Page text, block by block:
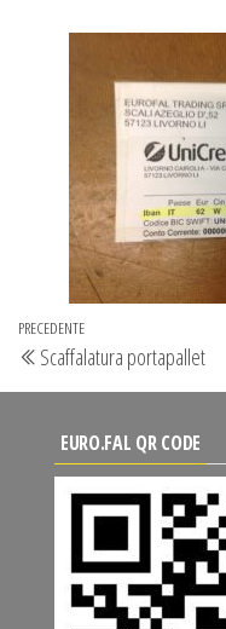
Navigazione
articoli
Articolo
precedente
PRECEDENTE
Scaffalatura portapallet
EURO.FAL QR CODE